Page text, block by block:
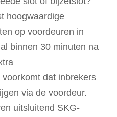
hoogwaardige
op voordeuren in
binnen 30 minuten na
dat inbrekers
via de voordeur.
uitsluitend SKG-